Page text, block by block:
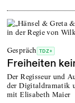
Gespräch TDZ+
Freiheiten
Der Regisseur und
der Digitaldramatik
mit Elisabeth Maier